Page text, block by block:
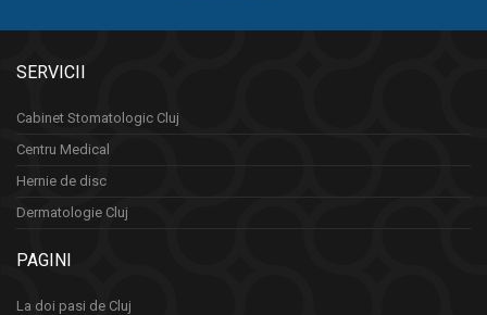
SERVICII
Cabinet Stomatologic Cluj
Centru Medical
Hernie de disc
Dermatologie Cluj
PAGINI
La doi pasi de Cluj